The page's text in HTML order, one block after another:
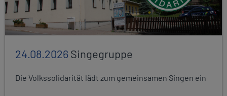
24.08.2026Singegruppe
Die Volkssolidarität lädt zum gemeinsamen Singen ein